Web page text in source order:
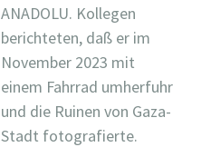
ANADOLU. Kollegen
berichteten, daß er im
November 2023 mit
einem Fahrrad umherfuhr
und die Ruinen von Gaza-
Stadt fotografierte.